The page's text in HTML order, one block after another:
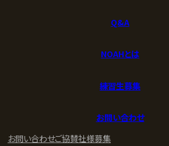
Q&A
NOAHとは
練習生募集
お問い合わせ
お問い合わせご協賛社様募集